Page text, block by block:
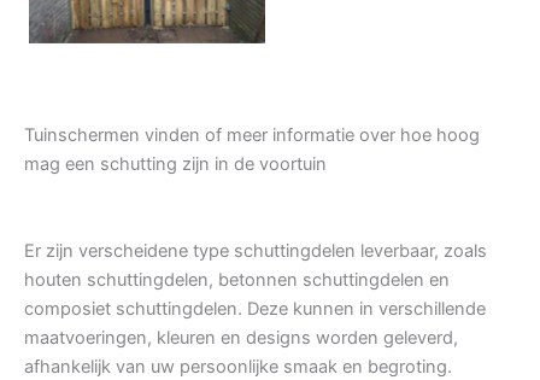
Tuinschermen vinden of meer informatie over hoe hoog
mag een schutting zijn in de voortuin
Er zijn verscheidene type schuttingdelen leverbaar, zoals
houten schuttingdelen, betonnen schuttingdelen en
composiet schuttingdelen. Deze kunnen in verschillende
maatvoeringen, kleuren en designs worden geleverd,
afhankelijk van uw persoonlijke smaak en begroting.